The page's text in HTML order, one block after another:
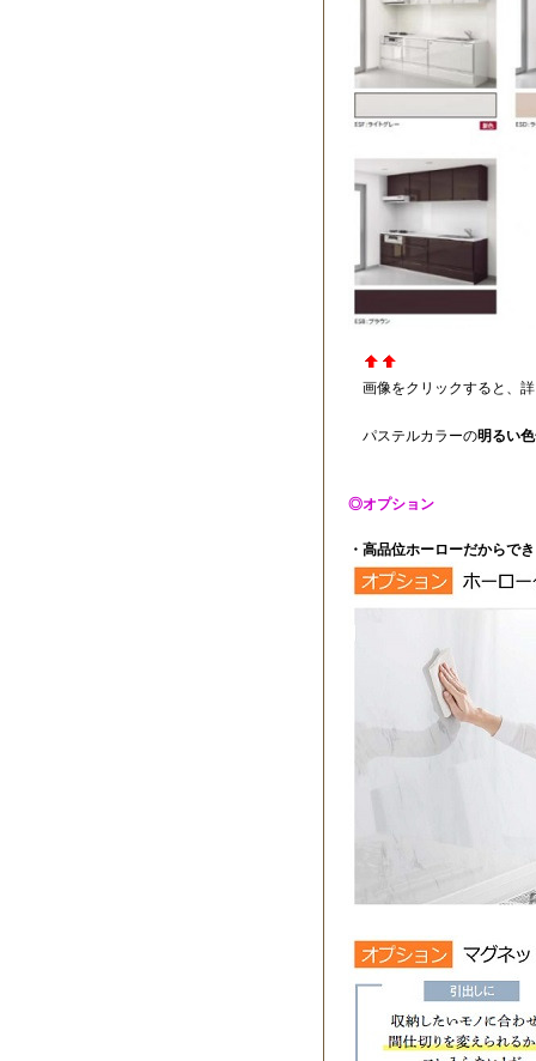
画像をクリックすると、
パステルカラーの明るい
◎オプション
・高品位ホーローだからで